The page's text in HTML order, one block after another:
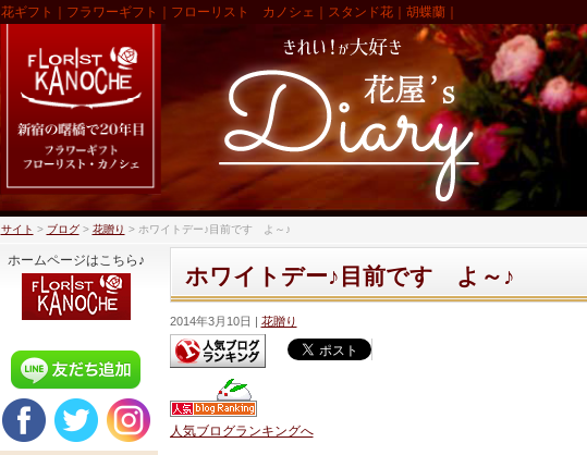
花ギフト｜フラワーギフト｜フローリスト カノシェ｜スタンド花｜胡蝶蘭｜
サイト > ブログ> 花贈り > ホワイトデー♪目前です よ～♪
ホワイトデー♪目前です よ～♪
2014年3月10日 花贈り
人気ブログランキングへ
ホームページはこちら♪